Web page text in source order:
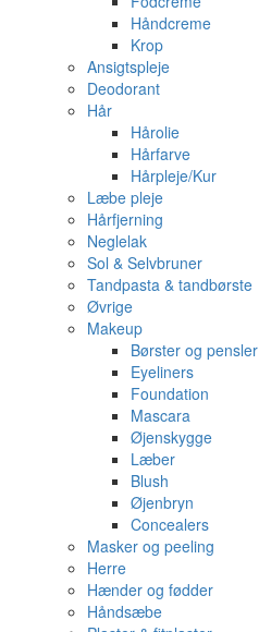
Håndcreme
Krop
Ansigtspleje
Deodorant
Hår
Hårolie
Hårfarve
Hårpleje/Kur
Læbe pleje
Hårfjerning
Neglelak
Sol & Selvbruner
Tandpasta & tandbørste
Øvrige
Makeup
Børster og pensler
Eyeliners
Foundation
Mascara
Øjenskygge
Læber
Blush
Øjenbryn
Concealers
Masker og peeling
Herre
Hænder og fødder
Håndsæbe